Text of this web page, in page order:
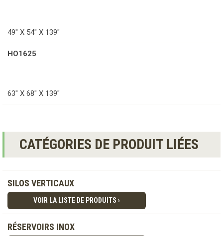
49" X 54" X 139"
HO1625
63" X 68" X 139"
CATÉGORIES DE PRODUIT LIÉES
SILOS VERTICAUX
VOIR LA LISTE DE PRODUITS ›
RÉSERVOIRS INOX